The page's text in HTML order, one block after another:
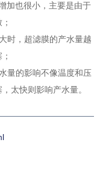
加也很小，主要是由于
时，超滤膜的产水量越
量的影响不像温度和压
太快则影响产水量。